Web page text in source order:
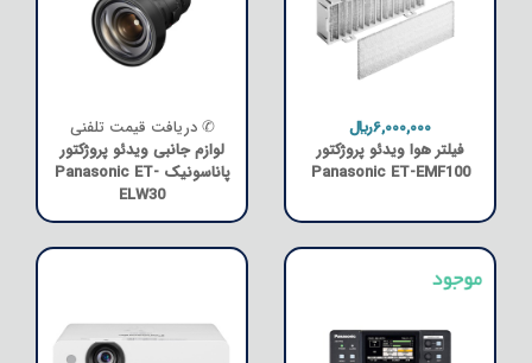
6,000,000﷼
فیلتر هوا ویدئو پروژکتور
Panasonic ET-EMF100
✆ دریافت قیمت تلفنی
لوازم جانبی ویدئو پروژکتور
پاناسونیک Panasonic ET-
ELW30